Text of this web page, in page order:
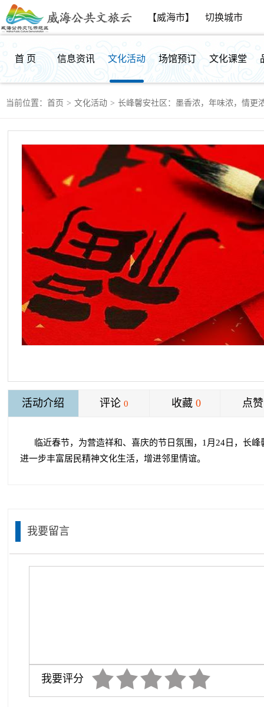
【威海市】 切换城市
首 页 信息资讯 文化活动 场馆预订 文化课堂
群众反馈
当前位置： 首页 > 文化活动 > 长峰馨安社区：墨香浓，年味浓，情更
活动介绍 评论 0 收藏 0 点赞
临近春节，为营造祥和、喜庆的节日氛围，1月24日，长峰
进一步丰富居民精神文化生活，增进邻里情谊。
我要留言
我要评分